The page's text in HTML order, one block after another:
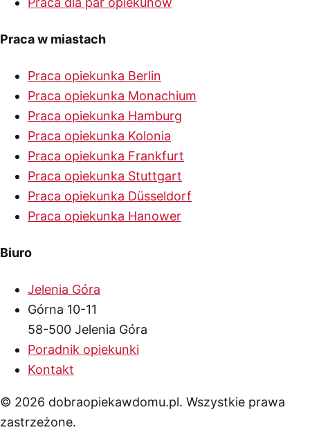
Praca w miastach
Praca opiekunka Berlin
Praca opiekunka Monachium
Praca opiekunka Hamburg
Praca opiekunka Kolonia
Praca opiekunka Frankfurt
Praca opiekunka Stuttgart
Praca opiekunka Düsseldorf
Praca opiekunka Hanower
Biuro
Jelenia Góra
Górna 10-11
58-500 Jelenia Góra
Poradnik opiekunki
Kontakt
© 2026 dobraopiekawdomu.pl. Wszystkie prawa
zastrzeżone.